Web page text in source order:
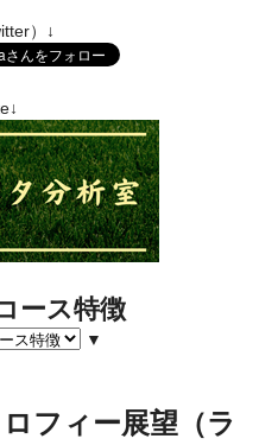
）↓
ース特徴
▼
フィー展望（ラ